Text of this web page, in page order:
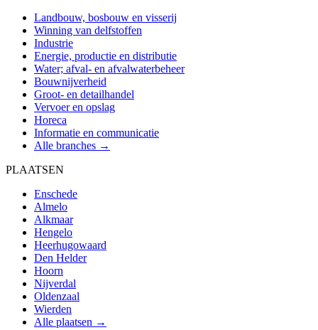
Landbouw, bosbouw en visserij
Winning van delfstoffen
Industrie
Energie, productie en distributie
Water; afval- en afvalwaterbeheer
Bouwnijverheid
Groot- en detailhandel
Vervoer en opslag
Horeca
Informatie en communicatie
Alle branches →
PLAATSEN
Enschede
Almelo
Alkmaar
Hengelo
Heerhugowaard
Den Helder
Hoorn
Nijverdal
Oldenzaal
Wierden
Alle plaatsen →